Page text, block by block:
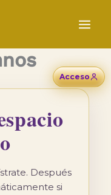
Después
si
Acceso